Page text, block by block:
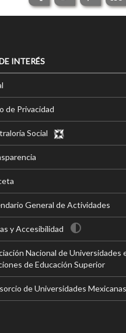
INTERÉS
de Privacidad
Social
General de Actividades
y Accesibilidad
Nacional de Universidades
de Educación Superior
de Universidades Mexicanas